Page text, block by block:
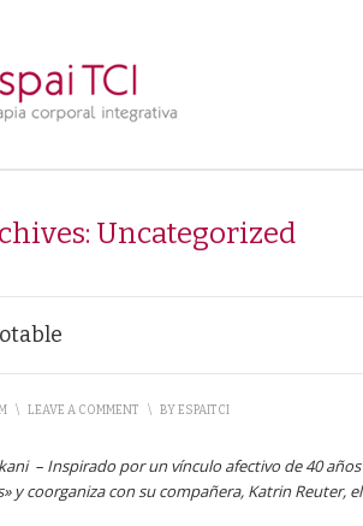
Uncategorized
\ LEAVE A COMMENT \ BYESPAITCI
– Inspirado por un vínculo afectivo de 40
y coorganiza con su compañera, Katrin Reuter,